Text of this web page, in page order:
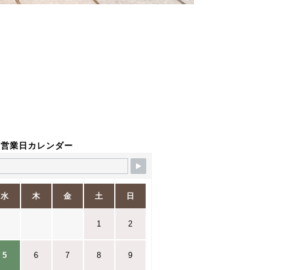
営業日カレンダー
水 木 金 土 日
1 2
5 6 7 8 9